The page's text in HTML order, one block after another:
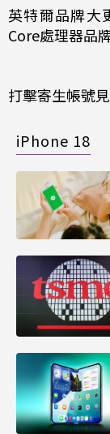
英特爾品牌大
Core處理器品
打擊寄生帳號
iPhone 18